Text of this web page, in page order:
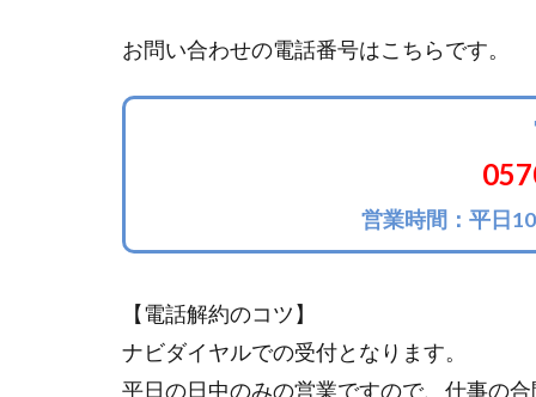
お問い合わせの電話番号はこちらです。
営業時間：平日
【電話解約のコツ】
ナビダイヤルでの受付となります。
平日の日中のみの営業ですので、仕事の